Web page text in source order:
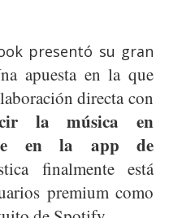
presentó su gran
apuesta en la que
directa con
la música en
en la app de
finalmente está
premium como